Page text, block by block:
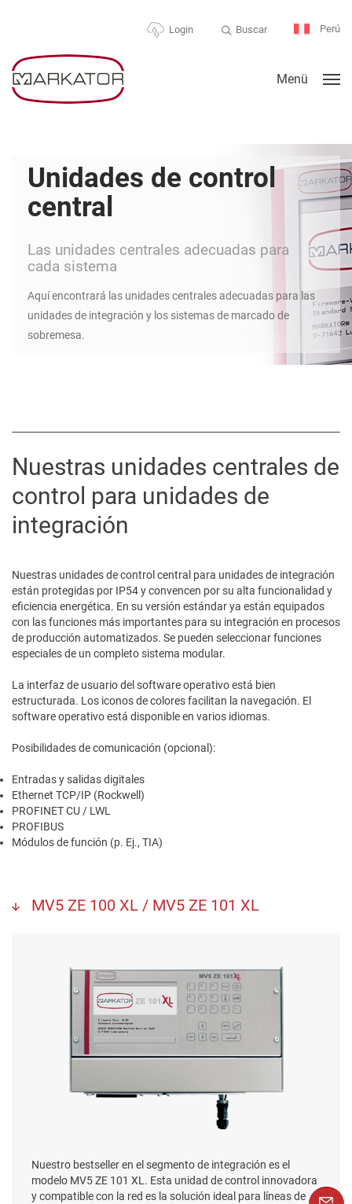
Login Buscar Perú
Menü
Unidades de control
central
Las unidades centrales adecuadas para
cada sistema
Aquí encontrará las unidades centrales adecuadas para las
unidades de integración y los sistemas de marcado de
sobremesa.
Nuestras unidades centrales de
control para unidades de
integración
Nuestras unidades de control central para unidades de integración
están protegidas por IP54 y convencen por su alta funcionalidad y
eficiencia energética. En su versión estándar ya están equipados
con las funciones más importantes para su integración en procesos
de producción automatizados. Se pueden seleccionar funciones
especiales de un completo sistema modular.
La interfaz de usuario del software operativo está bien
estructurada. Los iconos de colores facilitan la navegación. El
software operativo está disponible en varios idiomas.
Posibilidades de comunicación (opcional):
Entradas y salidas digitales
Ethernet TCP/IP (Rockwell)
PROFINET CU / LWL
PROFIBUS
Módulos de función (p. Ej., TIA)
MV5 ZE 100 XL / MV5 ZE 101 XL
Nuestro bestseller en el segmento de integración es el
modelo MV5 ZE 101 XL. Esta unidad de control innovadora
y compatible con la red es la solución ideal para líneas de